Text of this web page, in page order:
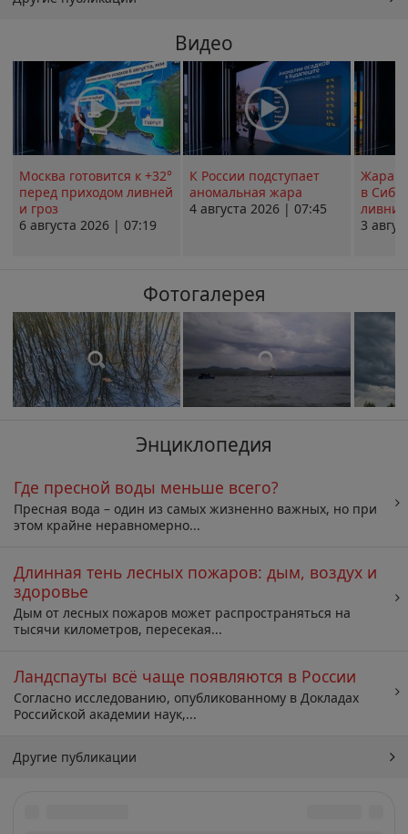
Видео
Москва готовится к +32°
перед приходом ливней
и гроз
6 августа 2026 | 07:19
К России подступает
аномальная жара
4 августа 2026 | 07:45
Жара в
в
ливни
3
Фотогалерея
Энциклопедия
Где пресной воды меньше всего?
Пресная вода – один из самых жизненно важных, но при
этом крайне неравномерно...
Длинная тень лесных пожаров: дым, воздух и
здоровье
Дым от лесных пожаров может распространяться на
тысячи километров, пересекая...
Ландспауты всё чаще появляются в России
Согласно исследованию, опубликованному в Докладах
Российской академии наук,...
Другие публикации